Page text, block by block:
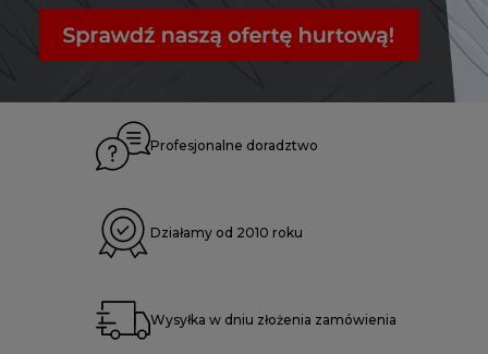
Profesjonalne doradztwo
Działamy od 2010 roku
Wysyłka w dniu złożenia zamówienia